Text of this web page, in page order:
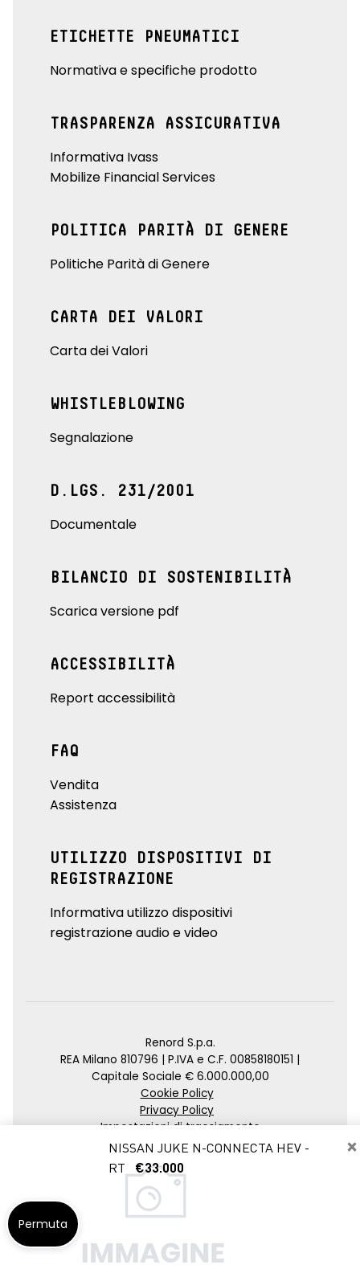
×
NISSAN JUKE N-CONNECTA HEV -
RT
€33.000
ETICHETTE PNEUMATICI
Normativa e specifiche prodotto
TRASPARENZA ASSICURATIVA
Informativa Ivass
Mobilize Financial Services
POLITICA PARITÀ DI GENERE
Politiche Parità di Genere
CARTA DEI VALORI
Carta dei Valori
WHISTLEBLOWING
Segnalazione
D.LGS. 231/2001
Documentale
BILANCIO DI SOSTENIBILITÀ
Scarica versione pdf
ACCESSIBILITÀ
Report accessibilità
FAQ
Vendita
Assistenza
UTILIZZO DISPOSITIVI DI
REGISTRAZIONE
Informativa utilizzo dispositivi
registrazione audio e video
Renord S.p.a.
REA Milano 810796 | P.IVA e C.F. 00858180151 |
Capitale Sociale € 6.000.000,00
Cookie Policy
Privacy Policy
Impostazioni di tracciamento
Credits
Agenzia SEO
Permuta